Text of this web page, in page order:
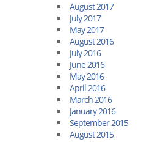
August 2017
July 2017
May 2017
August 2016
July 2016
June 2016
May 2016
April 2016
March 2016
January 2016
September 2015
August 2015